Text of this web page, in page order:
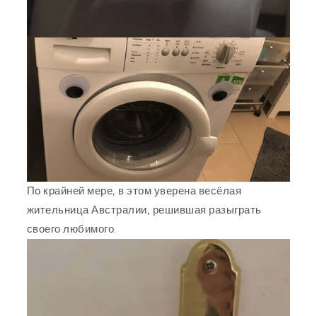
По крайней мере, в этом уверена весёлая
жительница Австралии, решившая разыграть
своего любимого.